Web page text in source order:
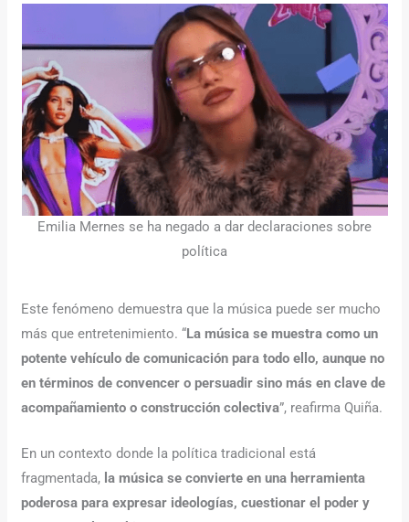
Emilia Mernes se ha negado a dar declaraciones sobre
política
Este fenómeno demuestra que la música puede ser mucho
más que entretenimiento. “La música se muestra como un
potente vehículo de comunicación para todo ello, aunque no
en términos de convencer o persuadir sino más en clave de
acompañamiento o construcción colectiva”, reafirma Quiña.
En un contexto donde la política tradicional está
fragmentada, la música se convierte en una herramienta
poderosa para expresar ideologías, cuestionar el poder y